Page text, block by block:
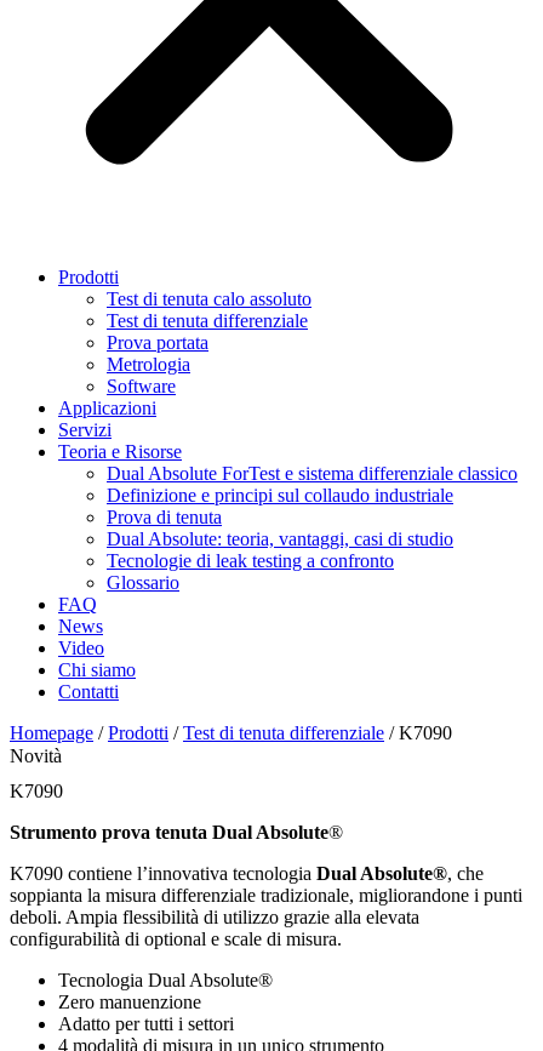
Prodotti
Test di tenuta calo assoluto
Test di tenuta differenziale
Prova portata
Metrologia
Software
Applicazioni
Servizi
Teoria e Risorse
Dual Absolute ForTest e sistema differenziale classico
Definizione e principi sul collaudo industriale
Prova di tenuta
Dual Absolute: teoria, vantaggi, casi di studio
Tecnologie di leak testing a confronto
Glossario
FAQ
News
Video
Chi siamo
Contatti
Homepage /Prodotti /Test di tenuta differenziale /K7090
Novità
K7090
Strumento prova tenuta Dual Absolute®
K7090 contiene l’innovativa tecnologia Dual Absolute®, che
soppianta la misura differenziale tradizionale, migliorandone i punti
deboli. Ampia flessibilità di utilizzo grazie alla elevata
configurabilità di optional e scale di misura.
Tecnologia Dual Absolute®
Zero manuenzione
Adatto per tutti i settori
4 modalità di misura in un unico strumento